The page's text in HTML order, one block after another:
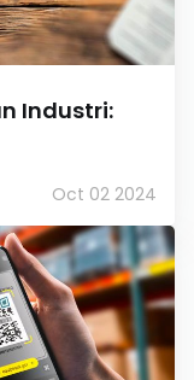
Industri:
Oct 02 2024